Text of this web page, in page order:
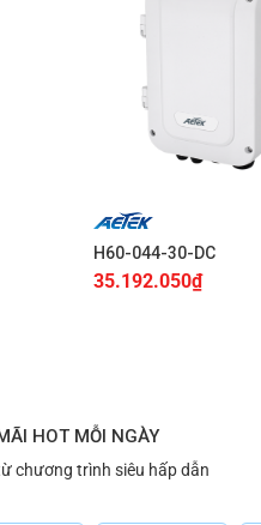
H60-044-30-DC
35.192.050₫
HOT MỖI NGÀY
chương trình siêu hấp dẫn